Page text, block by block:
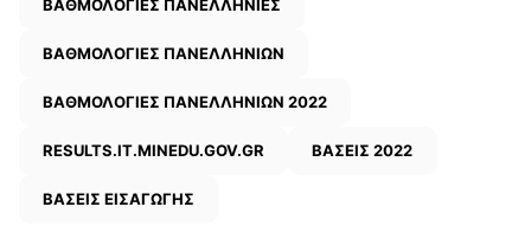
ΒΑΘΜΟΛΟΓΙΕΣ ΠΑΝΕΛΛΗΝΙΕΣ
ΒΑΘΜΟΛΟΓΙΕΣ ΠΑΝΕΛΛΗΝΙΩΝ
ΒΑΘΜΟΛΟΓΙΕΣ ΠΑΝΕΛΛΗΝΙΩΝ 2022
RESULTS.IT.MINEDU.GOV.GR ΒΑΣΕΙΣ 2022
ΒΑΣΕΙΣ ΕΙΣΑΓΩΓΗΣ